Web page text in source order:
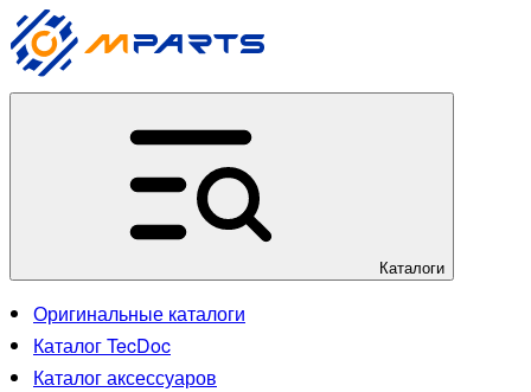
Каталоги
Оригинальные каталоги
Каталог TecDoc
Каталог аксессуаров